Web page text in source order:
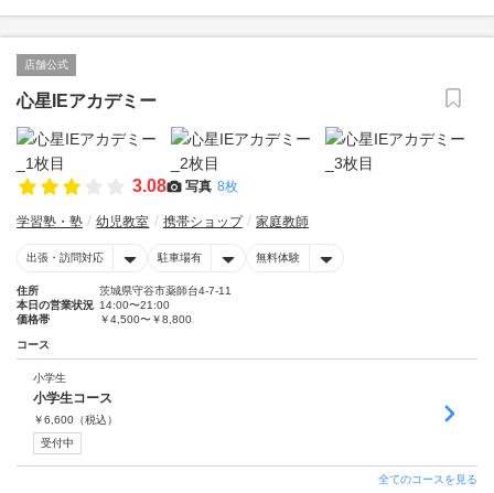
店舗公式
心星IEアカデミー
3.08 写真 8枚
学習塾・塾 幼児教室 携帯ショップ 家庭教師
出張・訪問対応 駐車場有 無料体験
住所
茨城県守谷市薬師台4-7-11
本日の営業状況 14:00〜21:00
価格帯
￥4,500〜￥8,800
コース
小学生
小学生コース
￥6,600 （税込）
受付中
全てのコースを見る